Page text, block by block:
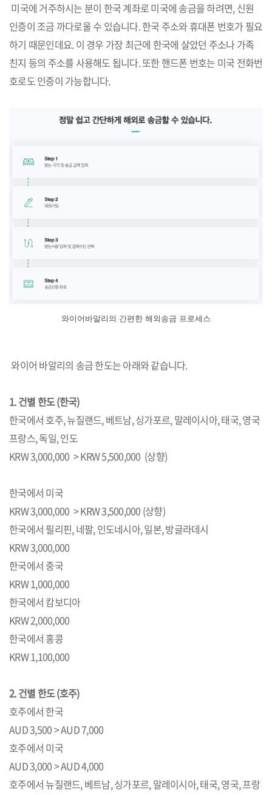
미국에 거주하시는 분이 한국 계좌로 미국에 송금을 하려면, 신원
인증이 조금 까다로울 수 있습니다. 한국 주소와 휴대폰 번호가 필요
하기 때문인데요. 이 경우 가장 최근에 한국에 살았던 주소나 가족
친지 등의 주소를 사용해도 됩니다. 또한 핸드폰 번호는 미국 전화번
호로도 인증이 가능합니다.
와이어바알리의 간편한 해외송금 프로세스
와이어 바알리의 송금 한도는 아래와 같습니다.
1. 건별 한도 (한국)
한국에서 호주, 뉴질랜드, 베트남, 싱가포르, 말레이시아, 태국, 영국
프랑스, 독일, 인도
KRW 3,000,000 > KRW 5,500,000 (상향)
한국에서 미국
KRW 3,000,000 > KRW 3,500,000 (상향)
한국에서 필리핀, 네팔, 인도네시아, 일본, 방글라데시
KRW 3,000,000
한국에서 중국
KRW 1,000,000
한국에서 캄보디아
KRW 2,000,000
한국에서 홍콩
KRW 1,100,000
2. 건별 한도 (호주)
호주에서 한국
AUD 3,500 > AUD 7,000
호주에서 미국
AUD 3,000 > AUD 4,000
호주에서 뉴질랜드, 베트남, 싱가포르, 말레이시아, 태국, 영국, 프랑